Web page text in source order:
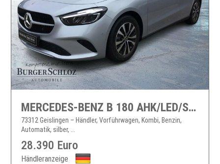
MERCEDES-BENZ B 180 AHK/LED/SHZ/RFK
73312 Geislingen – Händler, Vorführwagen, Kombi, Benzin,
Automatik, silber, ...
28.390 Euro
Händleranzeige